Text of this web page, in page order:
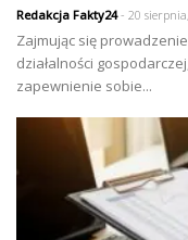
Redakcja Fakty24- 20
Zajmując się
działalności
zapewnienie sobie...